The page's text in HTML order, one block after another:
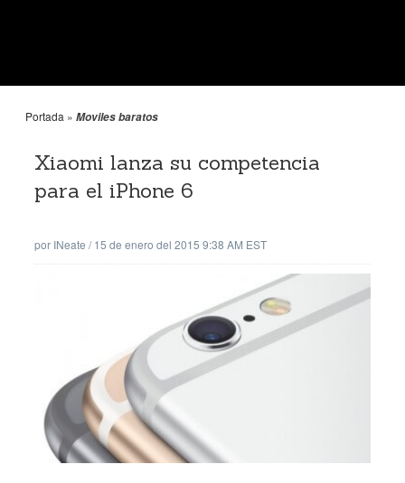
Portada » Moviles baratos
Xiaomi lanza su competencia
para el iPhone 6
por INeate /15 de enero del 2015 9:38 AM EST